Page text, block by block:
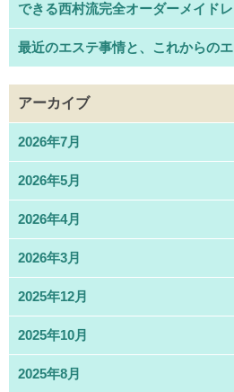
できる西村流完全オーダーメイド
最近のエステ事情と、これからの
アーカイブ
2026年7月
2026年5月
2026年4月
2026年3月
2025年12月
2025年10月
2025年8月